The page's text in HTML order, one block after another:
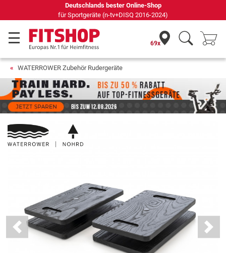
69 Fachmärkte vor Ort mit 75 eigenen Servicetechnikern
69x
WATERROWER Zubehör Rudergeräte
Previous Next